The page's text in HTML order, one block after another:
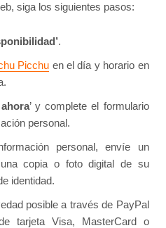
siga los siguientes pasos:
.
Picchu en el día y horario en
’ y complete el formulario
personal.
personal, envíe un
copia o foto digital de su
identidad.
posible a través de PayPal
tarjeta Visa, MasterCard o